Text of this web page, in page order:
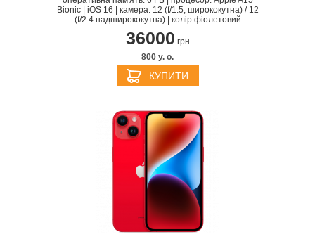
Bionic | iOS 16 | камера: 12 (f/1.5, ширококутна) / 12
(f/2.4 надширококутна) | колір фіолетовий
36000 грн
800 y. о.
КУПИТИ